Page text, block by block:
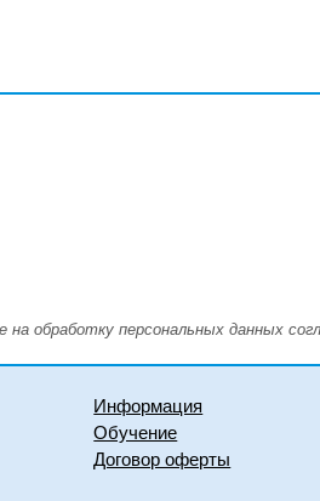
обработку персональных данных
Информация
Обучение
Договор оферты